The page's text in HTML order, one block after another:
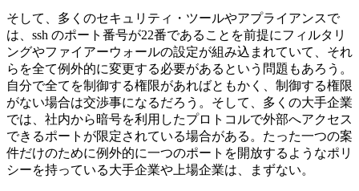
そして、多くのセキュリティ・ツールやアプライアンスで
は、ssh のポート番号が22番であることを前提にフィルタリ
ングやファイアーウォールの設定が組み込まれていて、それ
らを全て例外的に変更する必要があるという問題もあろう。
自分で全てを制御する権限があればともかく、制御する権限
がない場合は交渉事になるだろう。そして、多くの大手企業
では、社内から暗号を利用したプロトコルで外部へアクセス
できるポートが限定されている場合がある。たった一つの案
件だけのために例外的に一つのポートを開放するようなポリ
シーを持っている大手企業や上場企業は、まずない。